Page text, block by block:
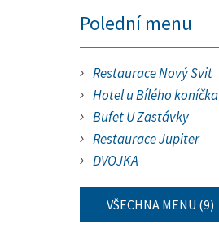
Polední menu
Restaurace Nový Svit
Hotel u Bílého koníčka
Bufet U Zastávky
Restaurace Jupiter
DVOJKA
VŠECHNA MENU (9)